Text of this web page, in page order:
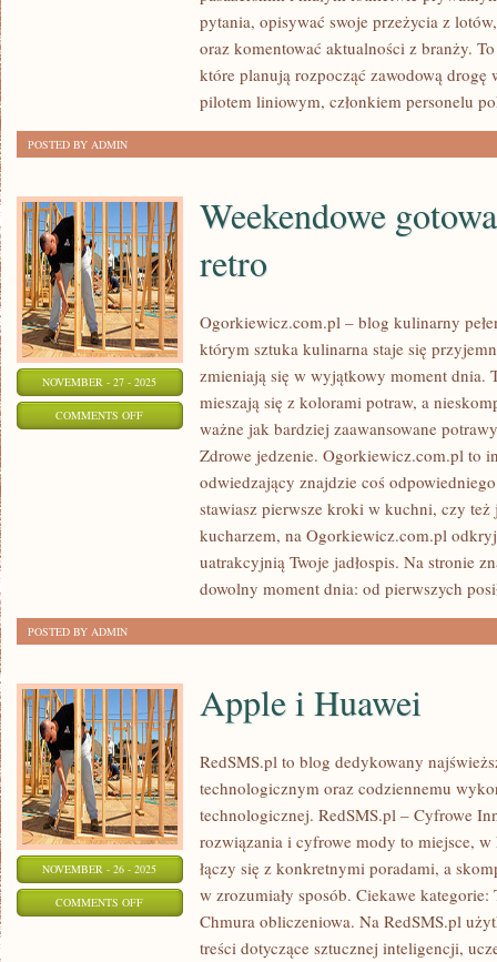
pytania, opisywać swoje przeżycia z
oraz komentować aktualności z branży.
które planują rozpocząć zawodową drogę
pilotem liniowym, członkiem personelu
POSTED BY ADMIN
NOVEMBER - 27 - 2025
COMMENTS OFFON
Weekendowe
retro
Ogorkiewicz.com.pl – blog kulinarny
którym sztuka kulinarna staje się
zmieniają się w wyjątkowy moment dnia.
mieszają się z kolorami potraw, a
ważne jak bardziej zaawansowane
Zdrowe jedzenie. Ogorkiewicz.com.pl to
odwiedzający znajdzie coś
stawiasz pierwsze kroki w kuchni, czy też
kucharzem, na Ogorkiewicz.com.pl
uatrakcyjnią Twoje jadłospis. Na stronie
dowolny moment dnia: od pierwszych
POSTED BY ADMIN
NOVEMBER - 26 - 2025
COMMENTS OFFON
Apple i Huawei
RedSMS.pl to blog dedykowany
technologicznym oraz codziennemu
technologicznej. RedSMS.pl – Cyfrowe
rozwiązania i cyfrowe mody to miejsce,
łączy się z konkretnymi poradami, a
w zrozumiały sposób. Ciekawe kategorie:
Chmura obliczeniowa. Na RedSMS.pl
treści dotyczące sztucznej inteligencji,